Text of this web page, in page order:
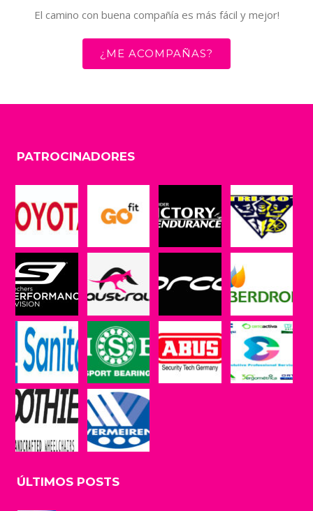
El camino con buena compañía es más fácil y mejor!
¿ME ACOMPAÑAS?
PATROCINADORES
ÚLTIMOS POSTS